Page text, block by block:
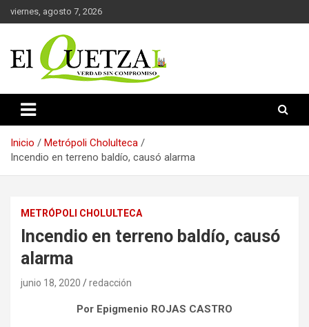
Saltar
al
viernes, agosto 7, 2026
El Quetzal de Cholula
Inicio
Metrópoli Cholulteca
Incendio en terreno baldío, causó alarma
METRÓPOLI CHOLULTECA
Incendio en terreno baldío, causó
alarma
junio 18, 2020 redacción
Por Epigmenio ROJAS CASTRO